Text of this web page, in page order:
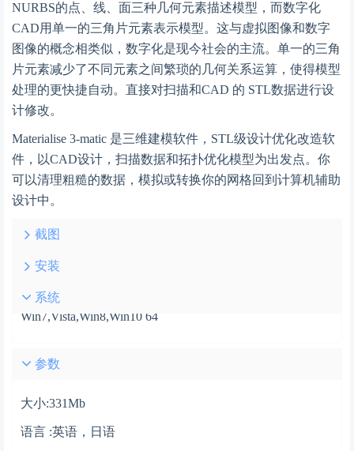
NURBS的点、线、面三种几何元素描述模型，而数字化
CAD用单一的三角片元素表示模型。这与虚拟图像和数字
图像的概念相类似，数字化是现今社会的主流。单一的三角
片元素减少了不同元素之间繁琐的几何关系运算，使得模型
处理的更快捷自动。直接对扫描和CAD 的 STL数据进行设
计修改。
Materialise 3-matic 是三维建模软件，STL级设计优化改造软
件，以CAD设计，扫描数据和拓扑优化模型为出发点。你
可以清理粗糙的数据，模拟或转换你的网格回到计算机辅助
设计中。
截图
安装
系统
Win7,Vista,Win8,Win10 64
参数
大小:331Mb
语言 :英语，日语